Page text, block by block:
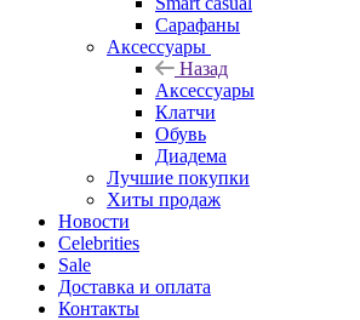
Сарафаны
Аксессуары
Назад
Аксессуары
Клатчи
Обувь
Диадема
Лучшие покупки
Хиты продаж
Новости
Celebrities
Sale
Доставка и оплата
Контакты